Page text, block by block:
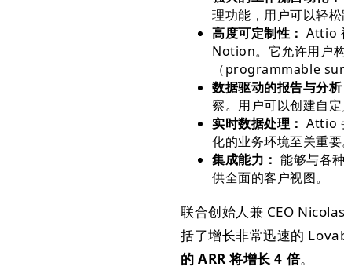
理功能，用户可以轻
高度可定制性： Attio
Notion。它允许用户
（programmable
数据驱动的报告与分析
察。用户可以创建自
实时数据处理： Attio
化的业务环境至关重要
集成能力： 能够与各
供全面的客户视图。
联合创始人兼 CEO
括了增长非常迅速的
的 ARR 将增长 4 倍。